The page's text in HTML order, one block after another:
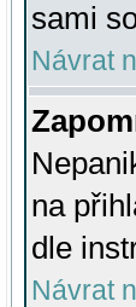
sami
Návrat
na
dle
Návrat